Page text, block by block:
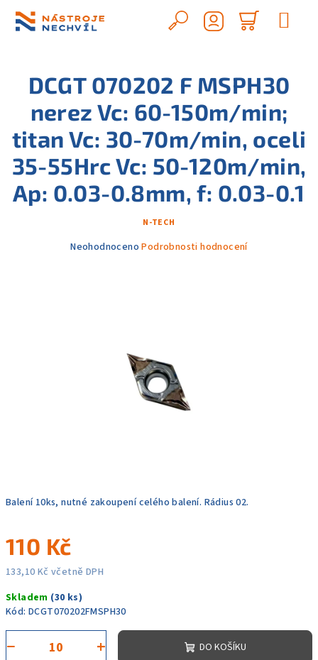
obsah
Hledat
košík
Balení 10ks, nutné zakoupení celého balení. Rádius 02.
110 Kč
133,10 Kč včetně DPH
cena:
Skladem (30 ks)
Kód: DCGT070202FMSPH30
+
− DO KOŠÍKU
DCGT 070202 F MSPH30
nerez Vc: 60-150m/min;
titan Vc: 30-70m/min, oceli
35-55Hrc Vc: 50-120m/min,
Ap: 0.03-0.8mm, f: 0.03-0.1
N-TECH
Průměrné
Neohodnoceno Podrobnosti hodnocení